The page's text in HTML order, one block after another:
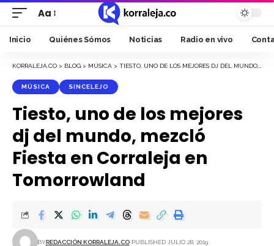
Font
Resizer
Aa
Inicio Quiénes Sómos Noticias Radio en vivo
KORRALEJA.CO > BLOG > MÚSICA > TIESTO, UNO DE LOS MEJORES DJ DEL MUNDO, MEZCLÓ FIESTA EN CORRALEJA EN TOMORROWLAND
MÚSICA SINCELEJO
Tiesto, uno de los mejores
dj del mundo, mezcló
Fiesta en Corraleja en
Tomorrowland
BYREDACCIÓN KORRALEJA.CO PUBLISHED JULIO 28, 2019